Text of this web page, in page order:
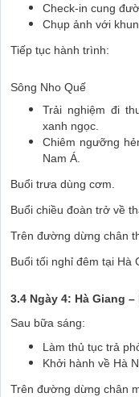
Check-in cung
Chụp ảnh với
Tiếp tục hành trình:
Sông Nho Quế
Trải nghiệm đi
xanh ngọc.
Chiêm ngưỡng
Nam Á.
Buổi trưa dùng cơm.
Buổi chiều đoàn trở về
Trên đường dừng chân
Buổi tối nghỉ đêm tại Hà
3.4 Ngày 4: Hà Giang
Sau bữa sáng:
Làm thủ tục trả
Khởi hành về Hà
Trên đường dừng chân